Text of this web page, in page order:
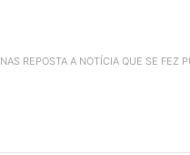
REPOSTA A NOTÍCIA QUE SE FEZ